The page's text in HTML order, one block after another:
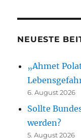
NEUESTE
„Ahmet
6. August 2026
Sollte
werden?
5. August 2026